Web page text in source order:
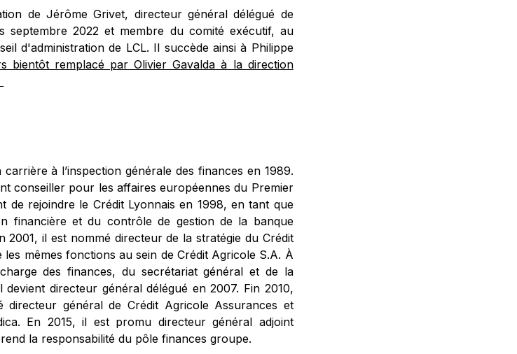
de Jérôme Grivet, directeur général délégué de
septembre 2022 et membre du comité exécutif, au
d'administration de LCL. Il succède ainsi à Philippe
bientôt remplacé par Olivier Gavalda à la direction
à l’inspection générale des finances en 1989.
conseiller pour les affaires européennes du Premier
de rejoindre le Crédit Lyonnais en 1998, en tant que
financière et du contrôle de gestion de la banque
2001, il est nommé directeur de la stratégie du Crédit
mêmes fonctions au sein de Crédit Agricole S.A. À
des finances, du secrétariat général et de la
directeur général délégué en 2007. Fin 2010,
directeur général de Crédit Agricole Assurances et
En 2015, il est promu directeur général adjoint
la responsabilité du pôle finances groupe.